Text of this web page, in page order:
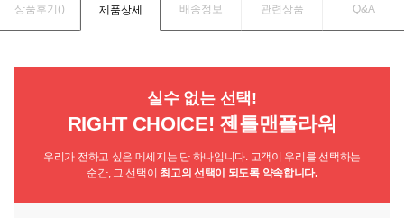
상품후기() 제품상세 배송정보 관련상품 Q&A
실수 없는 선택!
RIGHT CHOICE! 젠틀맨플라워
우리가 전하고 싶은 메세지는 단 하나입니다. 고객이 우리를 선택하는
순간, 그 선택이 최고의 선택이 되도록 약속합니다.